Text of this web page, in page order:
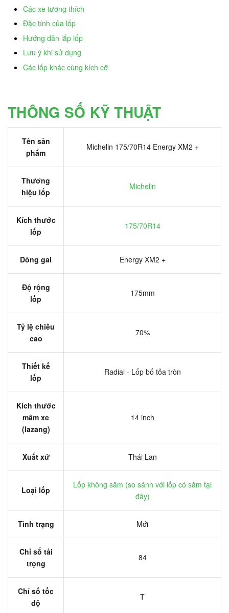
Các xe tương thích
Đặc tính của lốp
Hướng dẫn lắp lốp
Lưu ý khi sử dụng
Các lốp khác cùng kích cỡ
THÔNG SỐ KỸ THUẬT
Tên sản
phẩm
Michelin 175/70R14 Energy XM2 +
Thương
hiệu lốp
Michelin
Kích thước
lốp
175/70R14
Dòng gai Energy XM2 +
Độ rộng
lốp
175mm
Tỷ lệ chiều
cao
70%
Thiết kế
lốp
Radial - Lốp bố tỏa tròn
Kích thước
mâm xe
(lazang)
14 inch
Xuất xứ Thái Lan
Loại lốp
Lốp không săm (so sánh với lốp có săm tại
đây)
Tình trạng Mới
Chỉ số tải
trọng
84
Chỉ số tốc
độ
T